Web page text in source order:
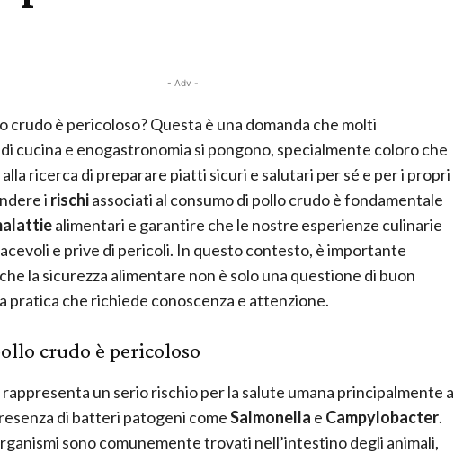
- Adv -
crudo è pericoloso? Questa è una domanda che molti
cucina e enogastronomia si pongono, specialmente coloro che
ricerca di preparare piatti sicuri e salutari per sé e per i propri
i rischiassociati al consumo di pollo crudo è fondamentale
alimentari e garantire che le nostre esperienze culinarie
e prive di pericoli. In questo contesto, è importante
la sicurezza alimentare non è solo una questione di buon
pratica che richiede conoscenza e attenzione.
crudo è pericoloso
un serio rischio per la salute umana principalmente a
di batteri patogeni comeSalmonella e Campylobacter.
sono comunemente trovati nell’intestino degli animali,